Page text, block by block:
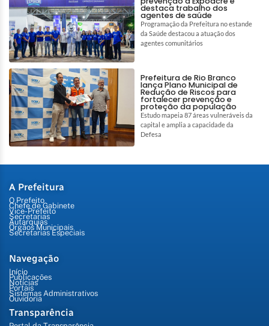
destaca trabalho dos
agentes de saúde
Programação da Prefeitura no estande
da Saúde destacou a atuação dos
agentes comunitários
Prefeitura de Rio Branco
lança Plano Municipal de
Redução de Riscos para
fortalecer prevenção e
proteção da população
Estudo mapeia 87 áreas vulneráveis da
capital e amplia a capacidade da
Defesa
A Prefeitura
O Prefeito
Chefe de Gabinete
Vice-Prefeito
Secretarias
Autarquias
Órgãos Municipais
Secretarias Especiais
Navegação
Início
Publicações
Notícias
Portais
Sistemas Administrativos
Ouvidoria
Transparência